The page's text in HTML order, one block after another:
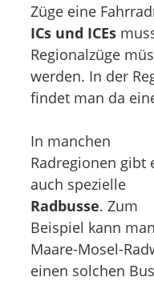
Züge eine
ICs und ICEs
Regionalzüge
werden. In der
findet man da
In manchen
Radregionen gibt
auch spezielle
Radbusse. Zum
Beispiel kann
Maare-Mosel-
einen solchen